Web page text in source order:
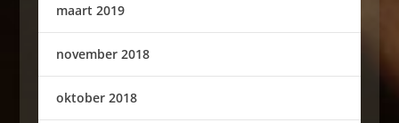
maart 2019
november 2018
oktober 2018